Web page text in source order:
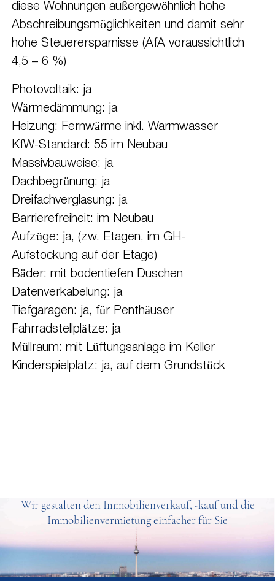
diese Wohnungen außergewöhnlich hohe
Abschreibungsmöglichkeiten und damit sehr
hohe Steuerersparnisse (AfA voraussichtlich
4,5 – 6 %)
Photovoltaik: ja
Wärmedämmung: ja
Heizung: Fernwärme inkl. Warmwasser
KfW-Standard: 55 im Neubau
Massivbauweise: ja
Dachbegrünung: ja
Dreifachverglasung: ja
Barrierefreiheit: im Neubau
Aufzüge: ja, (zw. Etagen, im GH-
Aufstockung auf der Etage)
Bäder: mit bodentiefen Duschen
Datenverkabelung: ja
Tiefgaragen: ja, für Penthäuser
Fahrradstellplätze: ja
Müllraum: mit Lüftungsanlage im Keller
Kinderspielplatz: ja, auf dem Grundstück
Wir gestalten den Immobilienverkauf, -kauf und die
Immobilienvermietung einfacher für Sie